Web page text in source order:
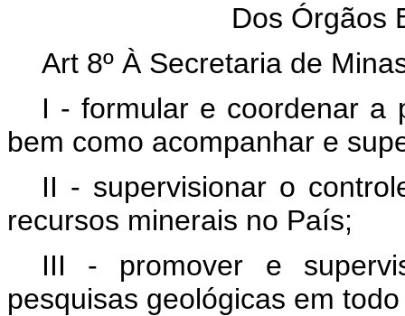
Dos Órgãos
Art 8º À Secretaria de
I - formular e coordenar a
bem como acompanhar e
II - supervisionar o
recursos minerais no País;
III - promover e
pesquisas geológicas em